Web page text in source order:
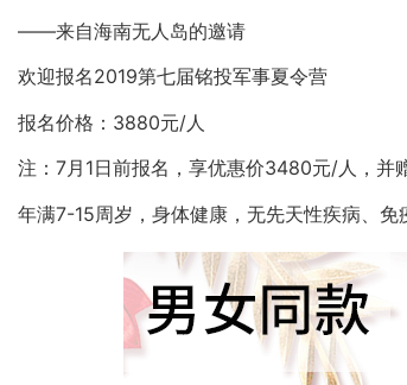
——来自海南无人岛的邀请
欢迎报名2019第七届铭投军事夏令营
报名价格：3880元/人
注：7月1日前报名，享优惠价3480元/人，并
年满7-15周岁，身体健康，无先天性疾病、免